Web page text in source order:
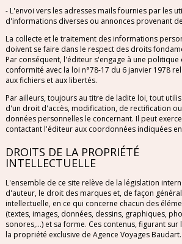
MAROC
POLOGNE
RÉPUBLIQUE
RÉPUBLIQUE TCHÈQUE
RHODES
SARDAIGNE
SÉNÉGAL
- L'envoi vers les adresses mails fournies par les
d'informations diverses ou annonces provenant
La collecte et le traitement des informations
doivent se faire dans le respect des droits
Par conséquent, l'éditeur s'engage à une politique
conformité avec la loi n°78-17 du 6 janvier 1978
aux fichiers et aux libertés.
Par ailleurs, toujours au titre de ladite loi, tout
d'un droit d'accès, modification, de rectification
données personnelles le concernant. Il peut
contactant l'éditeur aux coordonnées indiquées
DROITS DE LA PROPRIÉTÉ
INTELLECTUELLE
L'ensemble de ce site relève de la législation
d'auteur, le droit des marques et, de façon
intellectuelle, en ce qui concerne chacun des
(textes, images, données, dessins, graphiques,
sonores,...) et sa forme. Ces contenus, figurant
la propriété exclusive de Agence Voyages Baudart.